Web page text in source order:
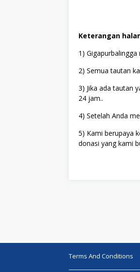
Keterangan
1)
2) Semua tautan
3) Jika ada tautan
24 jam..
4) Setelah Anda
5) Kami berupaya
donasi yang kami
Terms And Conditions